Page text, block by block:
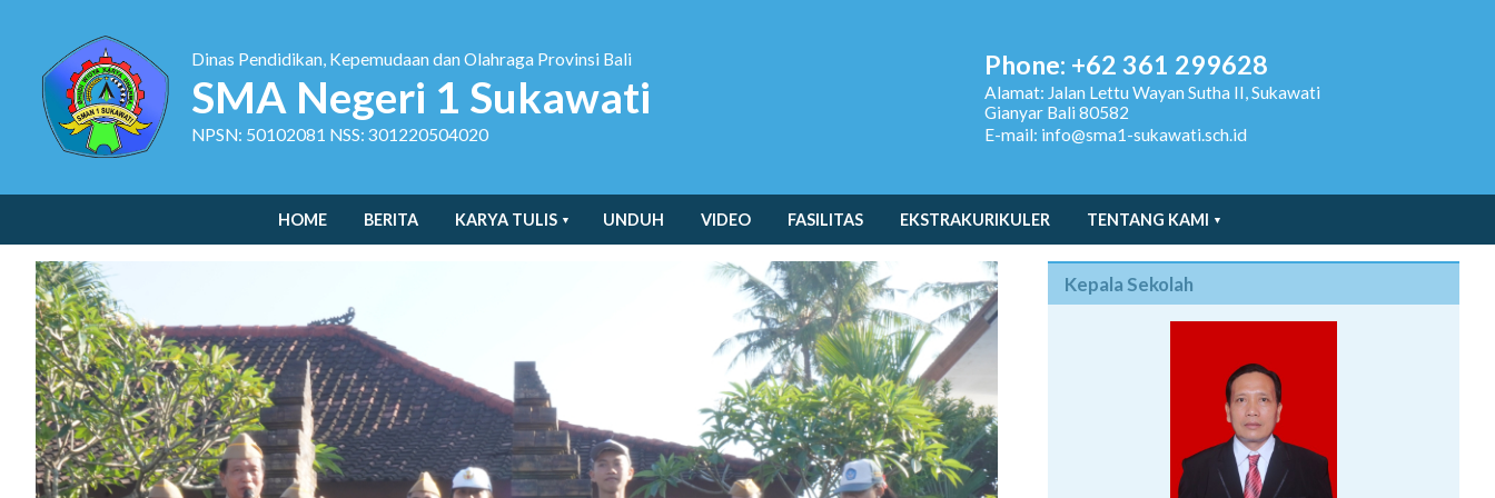
Dinas Pendidikan, Kepemudaan dan Olahraga Provinsi Bali
SMA Negeri 1 Sukawati
NPSN: 50102081 NSS: 301220504020
Phone: +62 361 299628
Alamat: Jalan Lettu Wayan Sutha II, Sukawati
Gianyar Bali 80582
E-mail: info@sma1-sukawati.sch.id
HOME BERITA KARYA TULIS UNDUH VIDEO FASILITAS EKSTRAKURIKULER TENTANG KAMI
Kepala Sekolah